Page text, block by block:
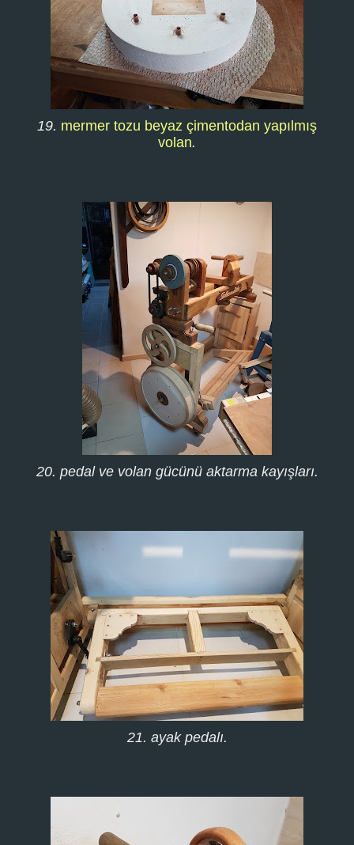
19. mermer tozu beyaz çimentodan yapılmış
volan.
20. pedal ve volan gücünü aktarma kayışları.
21. ayak pedalı.